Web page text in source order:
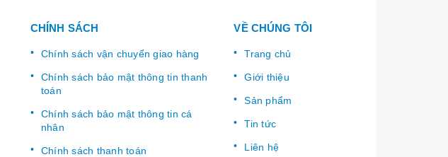
CHÍNH SÁCH
Chính sách vận chuyển giao hàng
Chính sách bảo mật thông tin thanh
toán
Chính sách bảo mật thông tin cá
nhân
Chính sách thanh toán
VỀ CHÚNG TÔI
Trang chủ
Giới thiệu
Sản phẩm
Tin tức
Liên hệ